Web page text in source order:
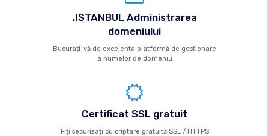
.ISTANBUL Administrarea
domeniului
Bucurați-vă de excelenta platformă de gestionare
a numelor de domeniu
Certificat SSL gratuit
Fiți securizați cu criptare gratuită SSL / HTTPS